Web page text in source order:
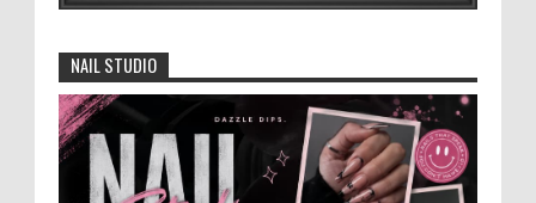
dari Desa
BLORA - Menteri Koordinator Bidang
Pangan RI Zulkifli Hasan menegaskan bahwa Satuan
Pelayanan Pemenuhan Gizi (SPPG) pelaksana Program
Makan ...
NAIL STUDIO